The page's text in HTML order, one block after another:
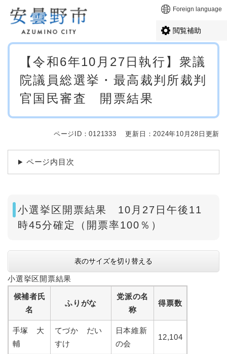
メニューを飛ばして本文へ Foreign language
閲覧補助
本
【令和6年10月27日執行】衆議
院議員総選挙・最高裁判所裁判
官国民審査 開票結果
ページID：0121333 更新日：2024年10月28日更新
ページ内目次
小選挙区開票結果 10月27日午後11
時45分確定（開票率100％）
表のサイズを切り替える
小選挙区開票結果
候補者氏
名
ふりがな
党派の名
称
得票数
手塚 大
輔
てづか だい
すけ
日本維新
の会
12,104